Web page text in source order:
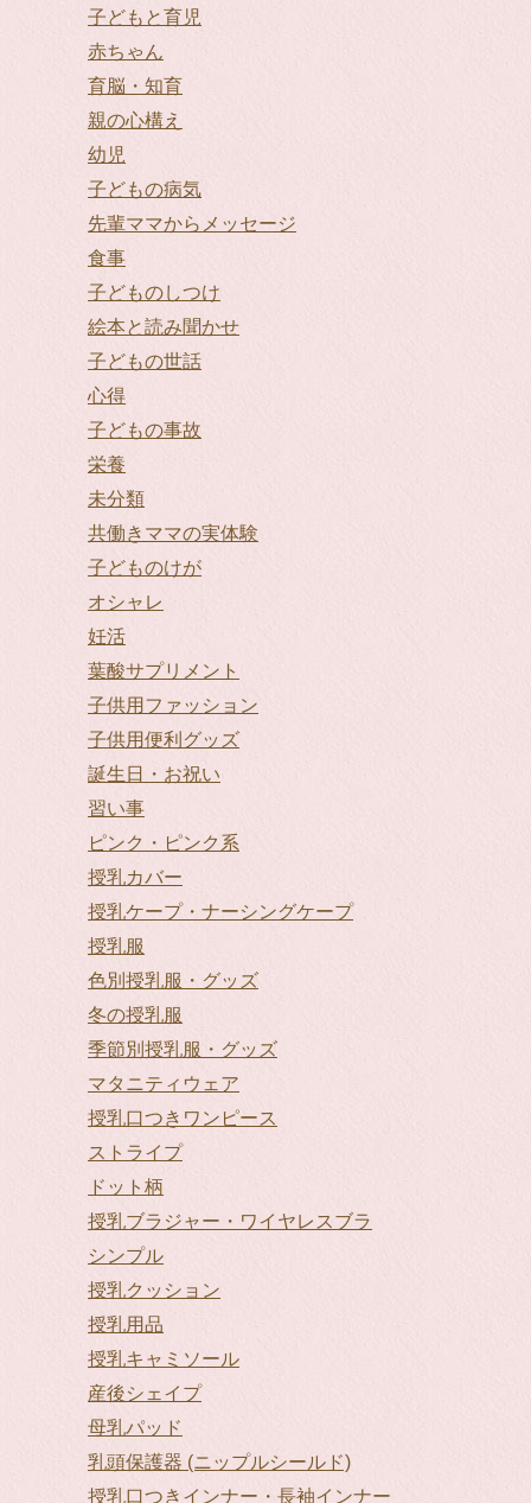
子どもと育児
赤ちゃん
育脳・知育
親の心構え
幼児
子どもの病気
先輩ママからメッセージ
食事
子どものしつけ
絵本と読み聞かせ
子どもの世話
心得
子どもの事故
栄養
未分類
共働きママの実体験
子どものけが
オシャレ
妊活
葉酸サプリメント
子供用ファッション
子供用便利グッズ
誕生日・お祝い
習い事
ピンク・ピンク系
授乳カバー
授乳ケープ・ナーシングケープ
授乳服
色別授乳服・グッズ
冬の授乳服
季節別授乳服・グッズ
マタニティウェア
授乳口つきワンピース
ストライプ
ドット柄
授乳ブラジャー・ワイヤレスブラ
シンプル
授乳クッション
授乳用品
授乳キャミソール
産後シェイプ
母乳パッド
乳頭保護器 (ニップルシールド)
授乳口つきインナー・長袖インナー